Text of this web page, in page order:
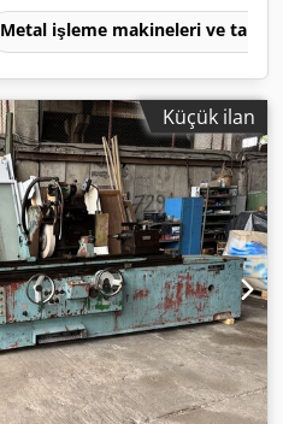
Metal işleme makineleri ve
Küçük ilan